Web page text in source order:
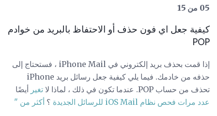
05 من 15
كيفية جعل اي فون حذف أو الاحتفاظ بالبريد من خوادم
POP
إذا قمت بحذف بريد إلكتروني في iPhone Mail ، فستحتاج إلى
حذفه من خادمك. فيما يلي كيفية جعل رسائل بريد iPhone
تحذف من حساب POP. عندما تكون في ذلك ، لماذا لا
تغير أيضًا
عدد مرات فحص نظام iOS Mail للرسائل الجديدة
؟ أكثر من "